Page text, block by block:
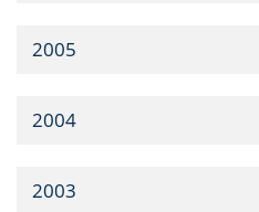
2005
2004
2003